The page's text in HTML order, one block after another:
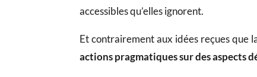
accessibles qu’elles ignorent.
Et contrairement aux idées reçues que
actions pragmatiques sur des aspects